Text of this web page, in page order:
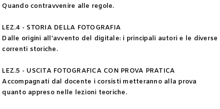
Quando contravvenire alle regole.
LEZ.4 - STORIA DELLA FOTOGRAFIA
Dalle origini all’avvento del digitale: i principali autori e le diverse
correnti storiche.
LEZ.5 - USCITA FOTOGRAFICA CON PROVA PRATICA
Accompagnati dal docente i corsisti metteranno alla prova
quanto appreso nelle lezioni teoriche.